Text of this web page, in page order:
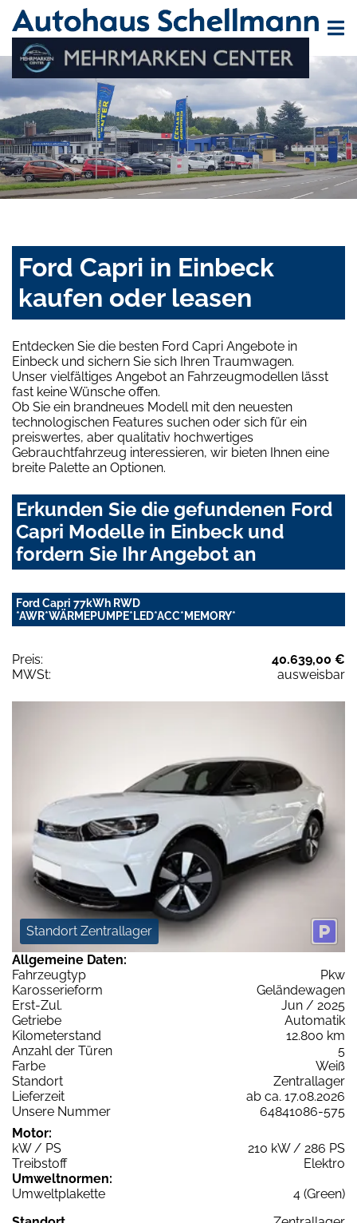
Ford Capri in Einbeck
kaufen oder leasen
Entdecken Sie die besten Ford Capri Angebote in
Einbeck und sichern Sie sich Ihren Traumwagen.
Unser vielfältiges Angebot an Fahrzeugmodellen lässt
fast keine Wünsche offen.
Ob Sie ein brandneues Modell mit den neuesten
technologischen Features suchen oder sich für ein
preiswertes, aber qualitativ hochwertiges
Gebrauchtfahrzeug interessieren, wir bieten Ihnen eine
breite Palette an Optionen.
Erkunden Sie die gefundenen Ford
Capri Modelle in Einbeck und
fordern Sie Ihr Angebot an
Ford Capri 77kWh RWD
*AWR*WÄRMEPUMPE*LED*ACC*MEMORY*
Preis:
40.639,00 €
MWSt:
ausweisbar
Standort Zentrallager
Allgemeine Daten:
Fahrzeugtyp
Pkw
Karosserieform
Geländewagen
Erst-Zul.
Jun / 2025
Getriebe
Automatik
Kilometerstand
12.800 km
Anzahl der Türen
5
Farbe
Weiß
Standort
Zentrallager
Lieferzeit
ab ca. 17.08.2026
Unsere Nummer
64841086-575
Motor:
kW / PS
210 kW / 286 PS
Treibstoff
Elektro
Umweltnormen:
Umweltplakette
4 (Green)